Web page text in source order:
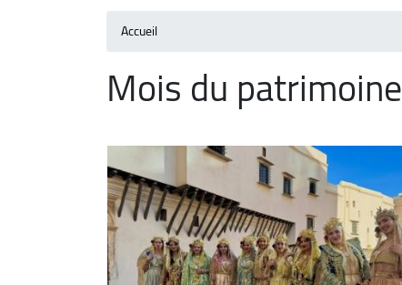
Accueil
Mois du patrimoine